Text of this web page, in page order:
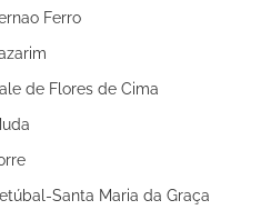
Ferro
de Flores de Cima
Santa Maria da Graça